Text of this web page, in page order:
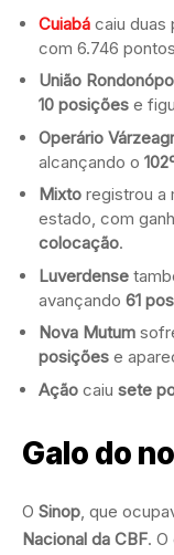
Cuiabá caiu duas
com 6.746
União
10 posições e
Operário
alcançando o
Mixto registrou a
estado, com
colocação.
Luverdense
avançando 61
Nova Mutum
posições e
Ação caiu sete
Galo do
O Sinop , que
Nacional da CBF.